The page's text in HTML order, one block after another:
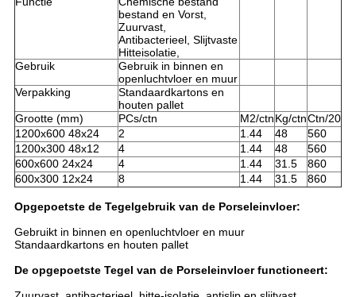
bestand en Vorst,
Zuurvast,
Antibacterieel, Slijtvaste
Hitteisolatie,
Gebruik
Gebruik in binnen en
openluchtvloer en muur
Verpakking
Standaardkartons en
houten pallet
Grootte (mm)
PCs/ctn M2/ctnKg/ctnCtn/20
1200x600 48x24
2 1.44 48
560
1200x300 48x12
4 1.44 48
560
600x600 24x24
4 1.44 31.5
860
600x300 12x24
8 1.44 31.5 860
Opgepoetste de Tegelgebruik van de Porseleinvloer:
Gebruikt in binnen en openluchtvloer en muur
Standaardkartons en houten pallet
De opgepoetste Tegel van de Porseleinvloer functioneert: